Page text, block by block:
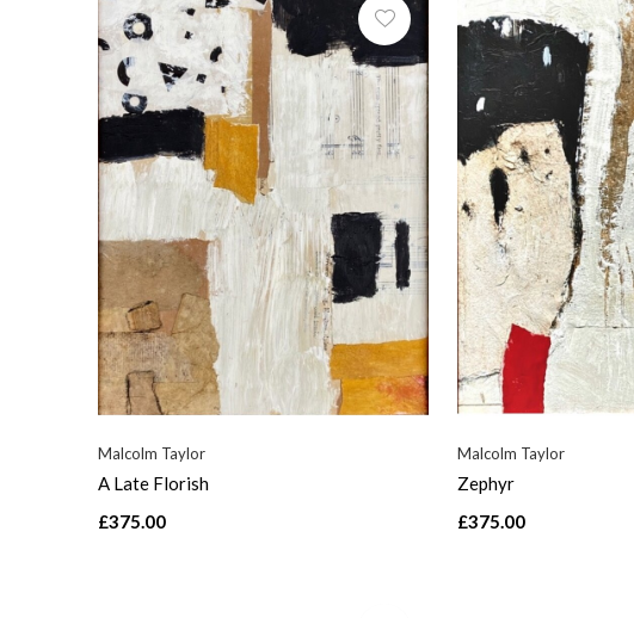
Malcolm Taylor
A Late Florish
£375.00
Malcolm Taylor
Zephyr
£375.00